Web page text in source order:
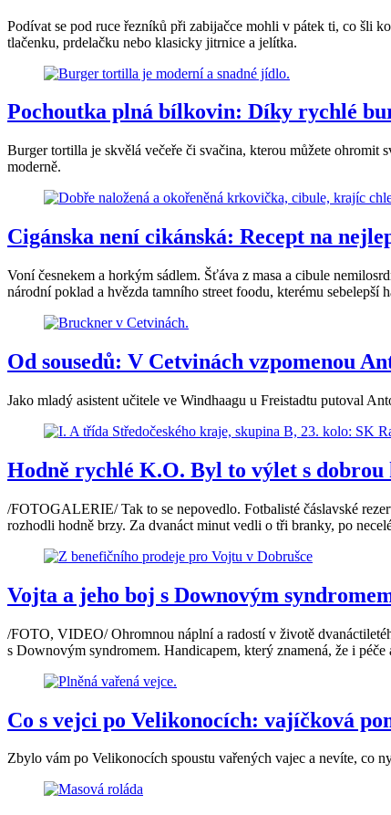
Podívat se pod ruce řezníků při zabijačce mohli v pátek ti, co šli
tlačenku, prdelačku nebo klasicky jitrnice a jelítka.
Pochoutka plná bílkovin: Díky rychlé
Burger tortilla je skvělá večeře či svačina, kterou můžete
moderně.
Cigánska není cikánská: Recept na
Voní česnekem a horkým sádlem. Šťáva z masa a cibule
národní poklad a hvězda tamního street foodu, kterému sebelepší
Od sousedů: V Cetvinách vzpomenou
Jako mladý asistent učitele ve Windhaagu u Freistadtu putoval
Hodně rychlé K.O. Byl to výlet s
/FOTOGALERIE/ Tak to se nepovedlo. Fotbalisté čáslavské
rozhodli hodně brzy. Za dvanáct minut vedli o tři branky, po
Vojta a jeho boj s Downovým
/FOTO, VIDEO/ Ohromnou náplní a radostí v životě
s Downovým syndromem. Handicapem, který znamená, že i
Co s vejci po Velikonocích: vajíčková
Zbylo vám po Velikonocích spoustu vařených vajec a nevíte, co